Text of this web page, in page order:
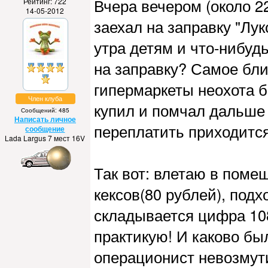
14-05-2012
Член клуба
Сообщений: 485
Написать личное
сообщение
Lada Largus 7 мест 16V
Вчера вечером (около
заехал на заправку
утра детям и что-
на заправку? Самое
гипермаркеты неохота
купил и помчал
переплатить
Так вот: влетаю в
кексов(80 рублей),
складывается цифра
практикую! И каково
операционист